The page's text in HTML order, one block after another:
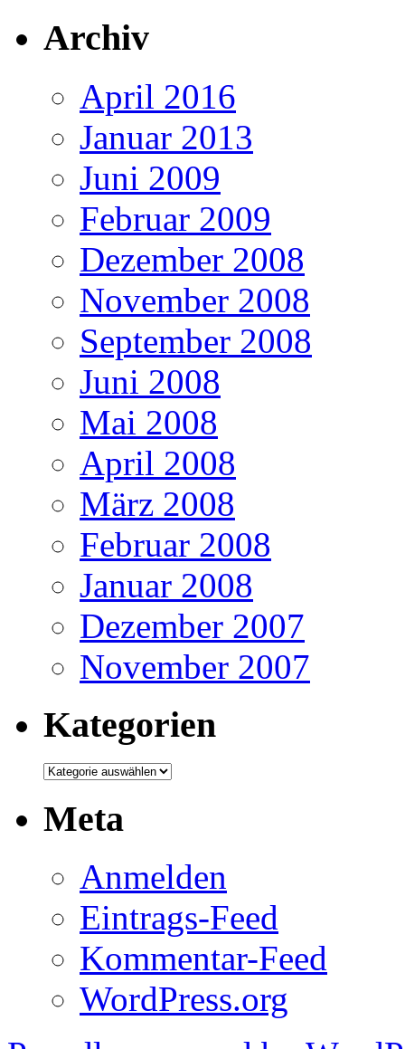
Archiv
April 2016
Januar 2013
Juni 2009
Februar 2009
Dezember 2008
November 2008
September 2008
Juni 2008
Mai 2008
April 2008
März 2008
Februar 2008
Januar 2008
Dezember 2007
November 2007
Kategorien
Kategorien
Meta
Anmelden
Eintrags-Feed
Kommentar-Feed
WordPress.org